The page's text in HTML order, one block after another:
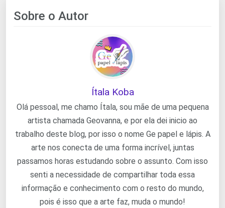
Sobre o Autor
Ítala Koba
Olá pessoal, me chamo Ítala, sou mãe de uma pequena
artista chamada Geovanna, e por ela dei inicio ao
trabalho deste blog, por isso o nome Ge papel e lápis. A
arte nos conecta de uma forma incrível, juntas
passamos horas estudando sobre o assunto. Com isso
senti a necessidade de compartilhar toda essa
informação e conhecimento com o resto do mundo,
pois é isso que a arte faz, muda o mundo!